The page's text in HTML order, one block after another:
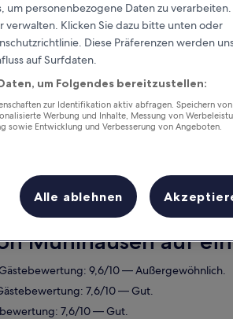
für jede
Übernachtung
Nächstes Wochenende
14. Aug. - 16. Aug.
Mühlhausen auf
9,6/10 — Außergewöhnlich.
7,6/10 — Gut.
7,6/10 — Gut.
um personenbezogene Daten zu verarbeiten.
verwalten. Klicken Sie dazu bitte unten oder
Diese Präferenzen werden
auf Surfdaten.
um Folgendes bereitzustellen:
zur Identifikation aktiv abfragen. Speichern
Werbung und Inhalte, Messung von
sowie Entwicklung und Verbesserung von Angeboten.
Alle ablehnen